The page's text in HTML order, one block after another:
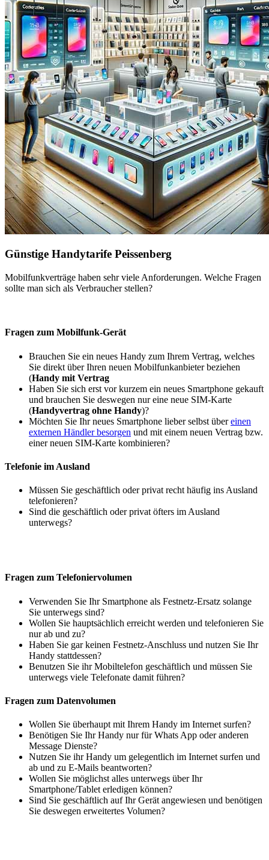
Günstige Handytarife Peissenberg
Mobilfunkverträge haben sehr viele Anforderungen. Welche Fragen
sollte man sich als Verbraucher stellen?
Fragen zum Mobilfunk-Gerät
Brauchen Sie ein neues Handy zum Ihrem Vertrag, welches
Sie direkt über Ihren neuen Mobilfunkanbieter beziehen
(Handy mit Vertrag
Haben Sie sich erst vor kurzem ein neues Smartphone gekauft
und brauchen Sie deswegen nur eine neue SIM-Karte
(Handyvertrag ohne Handy)?
Möchten Sie Ihr neues Smartphone lieber selbst übereinen
externen Händler besorgen und mit einem neuen Vertrag bzw.
einer neuen SIM-Karte kombinieren?
Telefonie im Ausland
Müssen Sie geschäftlich oder privat recht häufig ins Ausland
telefonieren?
Sind die geschäftlich oder privat öfters im Ausland
unterwegs?
Fragen zum Telefoniervolumen
Verwenden Sie Ihr Smartphone als Festnetz-Ersatz solange
Sie unterwegs sind?
Wollen Sie hauptsächlich erreicht werden und telefonieren Sie
nur ab und zu?
Haben Sie gar keinen Festnetz-Anschluss und nutzen Sie Ihr
Handy stattdessen?
Benutzen Sie ihr Mobiltelefon geschäftlich und müssen Sie
unterwegs viele Telefonate damit führen?
Fragen zum Datenvolumen
Wollen Sie überhaupt mit Ihrem Handy im Internet surfen?
Benötigen Sie Ihr Handy nur für Whats App oder anderen
Message Dienste?
Nutzen Sie ihr Handy um gelegentlich im Internet surfen und
ab und zu E-Mails beantworten?
Wollen Sie möglichst alles unterwegs über Ihr
Smartphone/Tablet erledigen können?
Sind Sie geschäftlich auf Ihr Gerät angewiesen und benötigen
Sie deswegen erweitertes Volumen?